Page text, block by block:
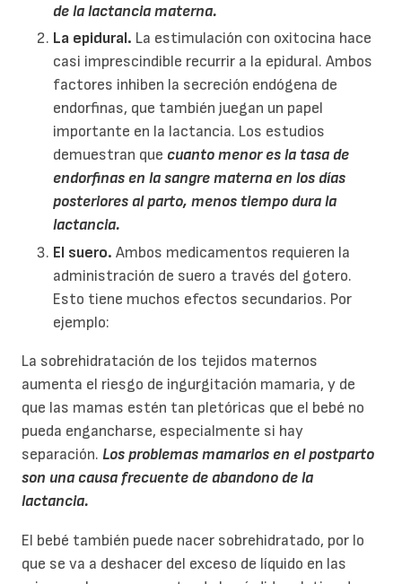
de la lactancia materna.
La epidural. La estimulación con oxitocina hace
casi imprescindible recurrir a la epidural. Ambos
factores inhiben la secreción endógena de
endorfinas, que también juegan un papel
importante en la lactancia. Los estudios
demuestran que cuanto menor es la tasa de
endorfinas en la sangre materna en los días
posteriores al parto, menos tiempo dura la
lactancia.
El suero. Ambos medicamentos requieren la
administración de suero a través del gotero.
Esto tiene muchos efectos secundarios. Por
ejemplo:
La sobrehidratación de los tejidos maternos
aumenta el riesgo de ingurgitación mamaria, y de
que las mamas estén tan pletóricas que el bebé no
pueda engancharse, especialmente si hay
separación. Los problemas mamarios en el postparto
son una causa frecuente de abandono de la
lactancia.
El bebé también puede nacer sobrehidratado, por lo
que se va a deshacer del exceso de líquido en las